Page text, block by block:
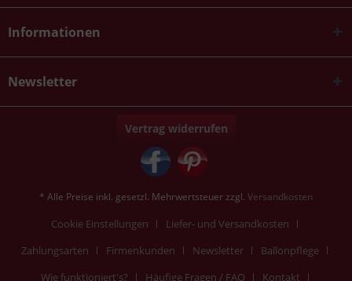
Informationen
Newsletter
Vertrag widerrufen
* Alle Preise inkl. gesetzl. Mehrwertsteuer zzgl. Versandkosten
Cookie Einstellungen
Liefer- und Versandkosten
Zahlungsarten
Firmenkunden Newsletter
Ballonpflege
Wie funktioniert's?
Häufige Fragen / FAQ Kontakt